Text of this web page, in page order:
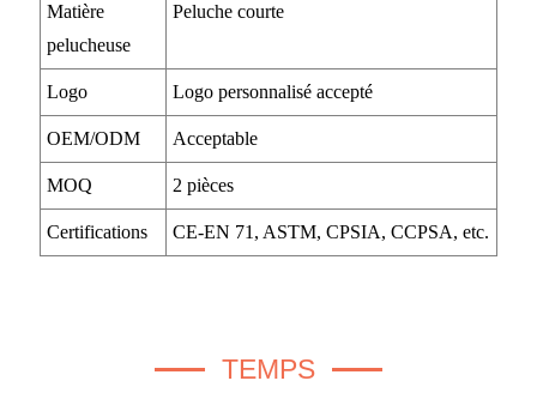
Matière
pelucheuse
Peluche courte
Logo Logo personnalisé accepté
OEM/ODM Acceptable
MOQ 2 pièces
Certifications CE-EN 71, ASTM, CPSIA, CCPSA, etc.
TEMPS